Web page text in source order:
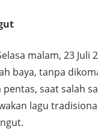
malam, 23 Juli
baya, tanpa
saat salah
lagu